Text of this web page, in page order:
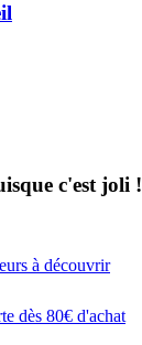
c'est joli !
à découvrir
dès 80€ d'achat